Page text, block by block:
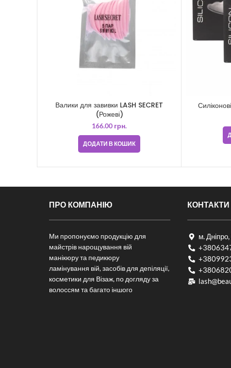
Валики для завивки LASH SECRET
(Рожеві)
166.00 грн.
ДОДАТИ В КОШИК
ПРО КОМПАНІЮ
Ми пропонуємо продукцію для
майстрів нарощування вій
манікюру та педикюру
ламінування вій, засобів для депіляції,
косметики для Візаж, по догляду за
волоссям та багато іншого
КОНТАКТИ
м.